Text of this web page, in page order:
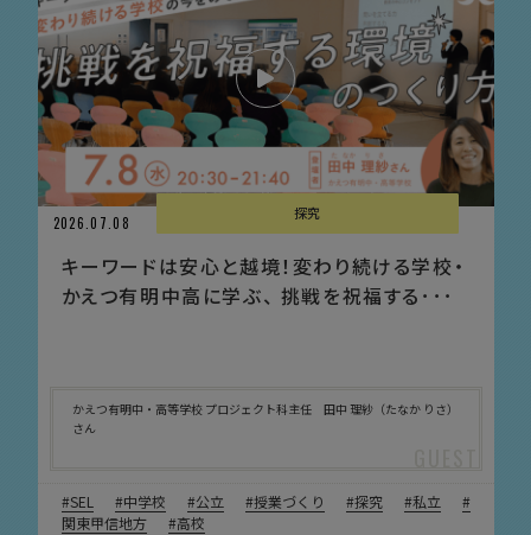
2026.07.08
探究
キーワードは安心と越境！変わり続ける学校・
かえつ有明中高に学ぶ、 挑戦を祝福する･･･
かえつ有明中・高等学校 プロジェクト科主任 田中 理紗（たなか りさ）
さん
SEL 中学校 公立 授業づくり 探究
私立
関東甲信地方
高校